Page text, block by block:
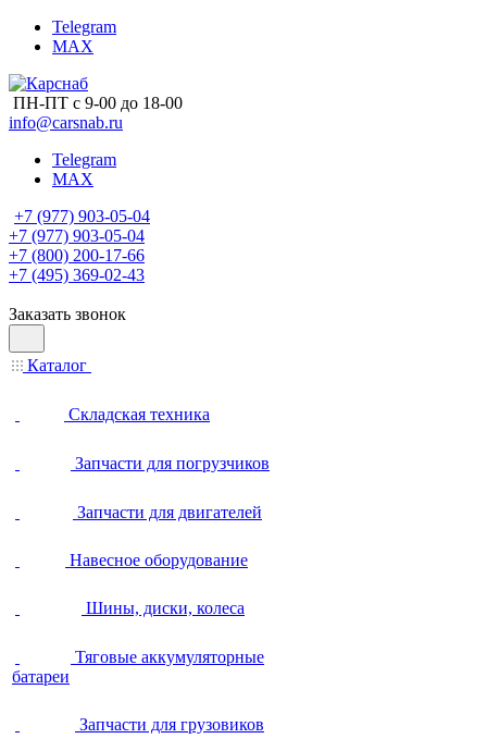
Telegram
MAX
ПН-ПТ с 9-00 до 18-00
info@carsnab.ru
Telegram
MAX
+7 (977) 903-05-04
+7 (977) 903-05-04
+7 (800) 200-17-66
+7 (495) 369-02-43
Заказать звонок
Каталог
Складская техника
Запчасти для погрузчиков
Запчасти для двигателей
Навесное оборудование
Шины, диски, колеса
Тяговые аккумуляторные
батареи
Запчасти для грузовиков